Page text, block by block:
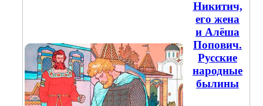
Никитич,
его жена
и Алёша
Попович.
Русские
народные
былины